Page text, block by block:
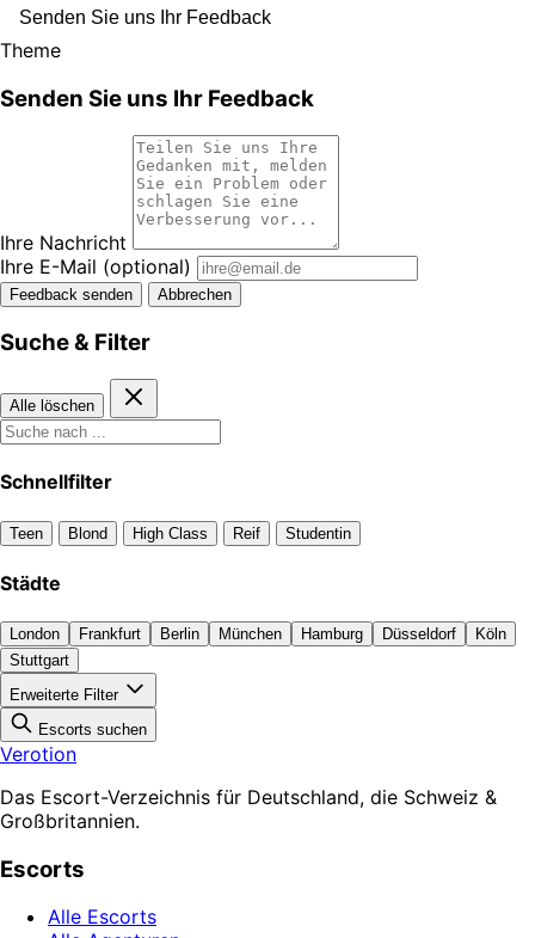
Senden Sie uns Ihr Feedback
Theme
Senden Sie uns Ihr Feedback
Ihre Nachricht
Ihre E-Mail (optional)
Feedback senden Abbrechen
Suche & Filter
Alle löschen
Schnellfilter
Teen Blond High Class Reif Studentin
Städte
London Frankfurt Berlin München Hamburg Düsseldorf
Köln
Stuttgart
Erweiterte Filter
Escorts suchen
Verotion
Das Escort-Verzeichnis für Deutschland, die Schweiz &
Großbritannien.
Escorts
Alle Escorts